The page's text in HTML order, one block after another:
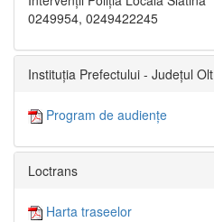
0249954, 0249422245
Instituția Prefectului - Județul Olt
Program de audiențe
Loctrans
Harta traseelor